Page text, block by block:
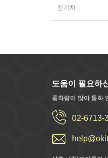
전기차
도움이 필요하
통화량이 많아 통화
02-6713-